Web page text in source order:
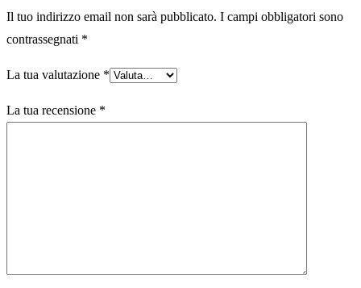
Il tuo indirizzo email non sarà pubblicato. I campi obbligatori sono
contrassegnati *
La tua valutazione *
La tua recensione *